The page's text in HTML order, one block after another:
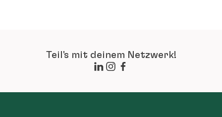
Teil's mit deinem Netzwerk!